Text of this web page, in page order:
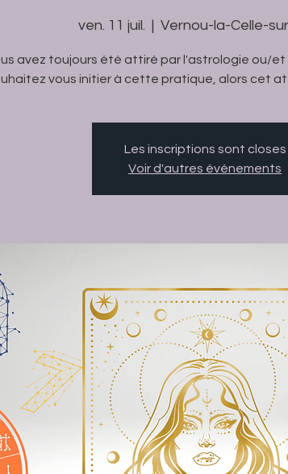
ven. 11 juil.
  |
Vernou-la-Celle-
avez toujours été attiré par l'astrologie ou/et
vous initier à cette pratique, alors cet
Les inscriptions sont closes
Voir d'autres événements